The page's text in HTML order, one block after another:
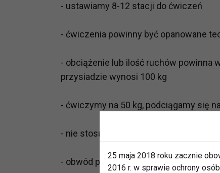
- ustawiamy 8-12 stacji do ćwiczeń
- ćwiczenia powinny być opanowane
- obciążenie lub ilość ruchów powinna
przysiadzie wynosi 100 kg
- ćwiczymy na 50 kg, podciągamy się
- nie stosujemy przerw między
- obwód pokonujemy w takim czasie
25 maja 2018 roku zacznie
2016 r. w sprawie ochrony